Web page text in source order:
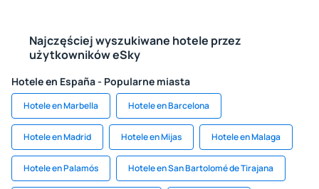
Najczęściej wyszukiwane hotele przez
użytkowników eSky
Hotele en España - Popularne miasta
Hotele en Marbella Hotele en Barcelona
Hotele en Madrid Hotele en Mijas Hotele en Malaga
Hotele en Palamós Hotele en San Bartolomé de Tirajana